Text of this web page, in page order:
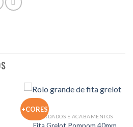
+CORES
BORDADOS E ACABAMENTOS
Fita Grelot Pompom 40mm